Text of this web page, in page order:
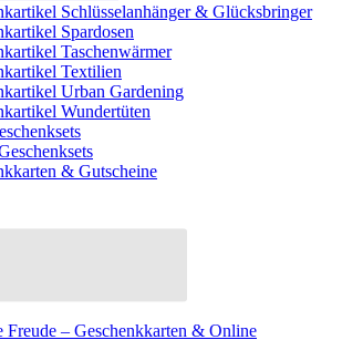
Schlüsselanhänger & Glücksbringer
Spardosen
Taschenwärmer
Textilien
Urban Gardening
Wundertüten
& Gutscheine
Freude – Geschenkkarten & Online